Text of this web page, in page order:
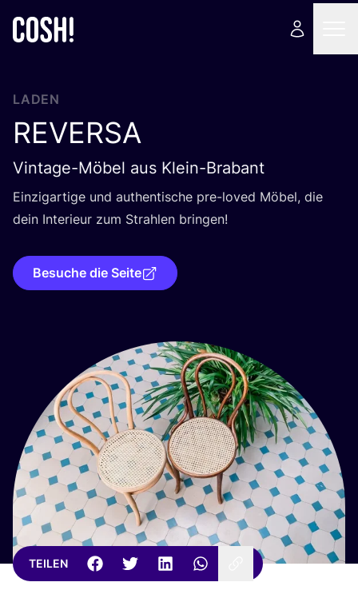
LADEN
REVERSA
Vintage-Möbel aus Klein-Brabant
Ein­zig­ar­ti­ge und authen­ti­sche pre-loved Möbel, die
dein Inte­ri­eur zum Strah­len bringen!
Besuche die Seite
TEILEN